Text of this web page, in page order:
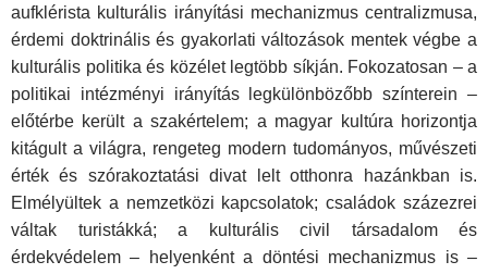
aufklérista kulturális irányítási mechanizmus centralizmusa,
érdemi doktrinális és gyakor­lati változások mentek végbe a
kulturális politika és közélet legtöbb síkján. Fokozatosan – a
politikai intézményi irányítás legkülön­bözőbb színterein –
előtérbe került a szakértelem; a magyar kultúra horizontja
kitágult a világra, rengeteg modern tudományos, művé­szeti
érték és szórakoztatási divat lelt otthonra hazánkban is.
Elmélyültek a nemzetközi kapcsolatok; családok százezrei
váltak tu­ristákká; a kulturális civil társadalom és
érdekvédelem – helyen­ként a döntési mechanizmus is –